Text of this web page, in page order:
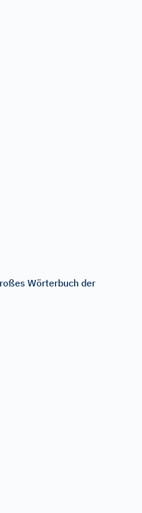
Wörterbuch der